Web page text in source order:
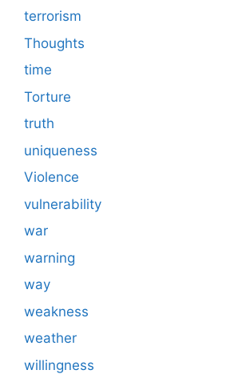
terrorism
Thoughts
time
Torture
truth
uniqueness
Violence
vulnerability
war
warning
way
weakness
weather
willingness